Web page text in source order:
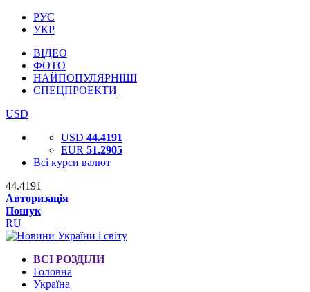
РУС
УКР
ВІДЕО
ФОТО
НАЙПОПУЛЯРНІШІ
СПЕЦПРОЕКТИ
USD
USD 44.4191
EUR 51.2905
Всі курси валют
44.4191
Авторизація
Пошук
RU
ВСІ РОЗДІЛИ
Головна
Україна